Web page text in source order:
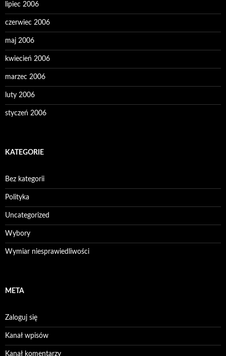
lipiec 2006
czerwiec 2006
maj 2006
kwiecień 2006
marzec 2006
luty 2006
styczeń 2006
KATEGORIE
Bez kategorii
Polityka
Uncategorized
Wybory
Wymiar niesprawiedliwości
META
Zaloguj się
Kanał wpisów
Kanał komentarzy